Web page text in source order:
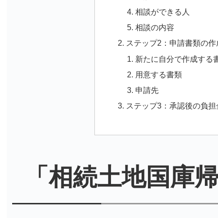
相談ができる人
相談の内容
ステップ2：申請書類の
新たに自分で作成する
用意する書類
申請先
ステップ3：承認後の負
「相続土地国庫